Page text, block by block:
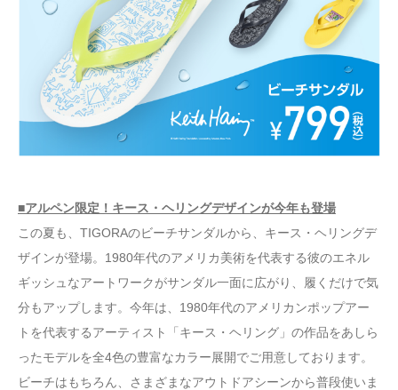
■アルペン限定！キース・ヘリングデザインが今年も登場
この夏も、TIGORAのビーチサンダルから、キース・ヘリングデ
ザインが登場。1980年代のアメリカ美術を代表する彼のエネル
ギッシュなアートワークがサンダル一面に広がり、履くだけで気
分もアップします。今年は、1980年代のアメリカンポップアー
トを代表するアーティスト「キース・ヘリング」の作品をあしら
ったモデルを全4色の豊富なカラー展開でご用意しております。
ビーチはもちろん、さまざまなアウトドアシーンから普段使いま